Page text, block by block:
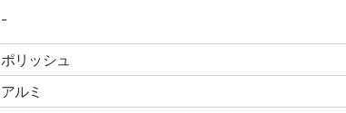
-
ポリッシュ
アルミ